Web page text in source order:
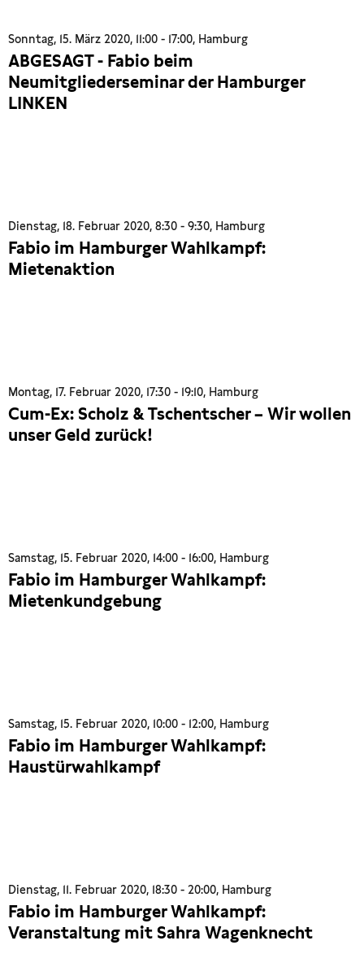
Sonntag, 15. März 2020, 11:00 - 17:00, Hamburg
ABGESAGT - Fabio beim
Neumitgliederseminar der Hamburger
LINKEN
Dienstag, 18. Februar 2020, 8:30 - 9:30, Hamburg
Fabio im Hamburger Wahlkampf:
Mietenaktion
Montag, 17. Februar 2020, 17:30 - 19:10, Hamburg
Cum-Ex: Scholz & Tschentscher – Wir wollen
unser Geld zurück!
Samstag, 15. Februar 2020, 14:00 - 16:00, Hamburg
Fabio im Hamburger Wahlkampf:
Mietenkundgebung
Samstag, 15. Februar 2020, 10:00 - 12:00, Hamburg
Fabio im Hamburger Wahlkampf:
Haustürwahlkampf
Dienstag, 11. Februar 2020, 18:30 - 20:00, Hamburg
Fabio im Hamburger Wahlkampf:
Veranstaltung mit Sahra Wagenknecht